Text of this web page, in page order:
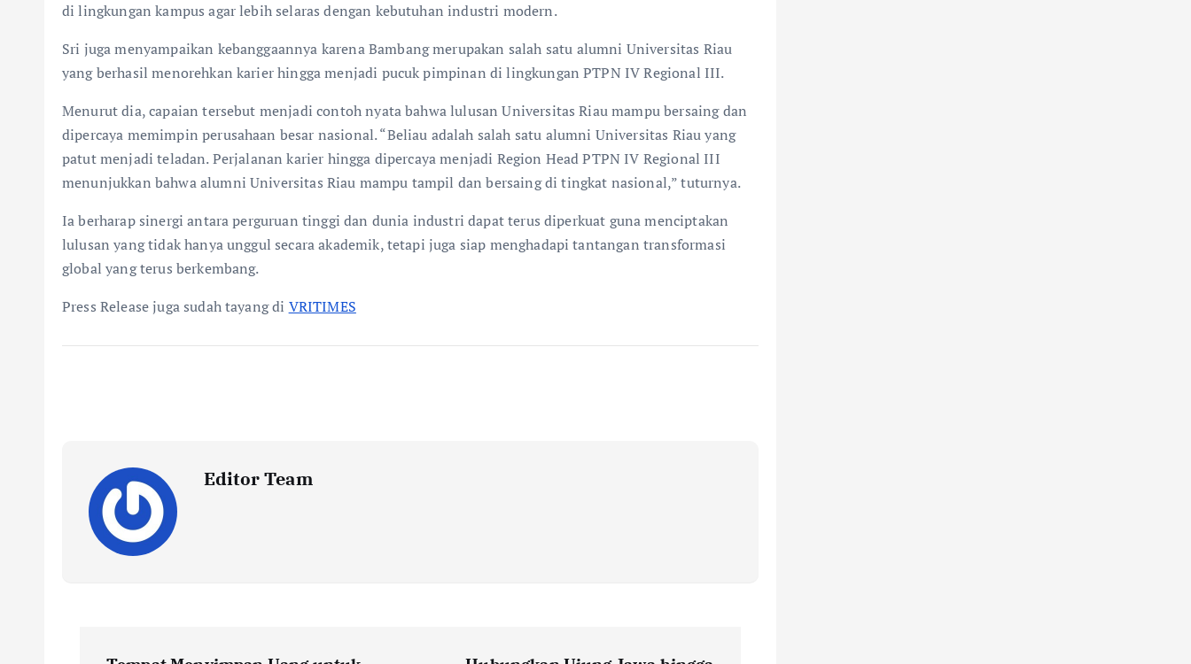
di lingkungan kampus agar lebih selaras dengan kebutuhan industri modern.
Sri juga menyampaikan kebanggaannya karena Bambang merupakan salah satu alumni Universitas Riau
yang berhasil menorehkan karier hingga menjadi pucuk pimpinan di lingkungan PTPN IV Regional III.
Menurut dia, capaian tersebut menjadi contoh nyata bahwa lulusan Universitas Riau mampu bersaing dan
dipercaya memimpin perusahaan besar nasional. “Beliau adalah salah satu alumni Universitas Riau yang
patut menjadi teladan. Perjalanan karier hingga dipercaya menjadi Region Head PTPN IV Regional III
menunjukkan bahwa alumni Universitas Riau mampu tampil dan bersaing di tingkat nasional,” tuturnya.
Ia berharap sinergi antara perguruan tinggi dan dunia industri dapat terus diperkuat guna menciptakan
lulusan yang tidak hanya unggul secara akademik, tetapi juga siap menghadapi tantangan transformasi
global yang terus berkembang.
Press Release juga sudah tayang di VRITIMES
Editor Team